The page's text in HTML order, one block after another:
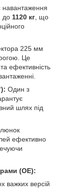
навантаження
до 1120 кг , що
225 мм
Це
ефективність
Один з
шлях під
ефективно
(ОЕ):
важких версій